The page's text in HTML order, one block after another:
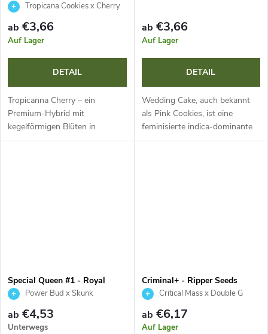
Tropicana Cookies x Cherry
Cookies
ab €3,66
Auf Lager
DETAIL
Tropicanna Cherry – ein
Premium-Hybrid mit
kegelförmigen Blüten in
tiefvioletten bis schwarzen
ab €3,66
Auf Lager
DETAIL
Wedding Cake, auch bekannt
als Pink Cookies, ist eine
feminisierte indica-dominante
Sorte mit hohem THC-Gehalt
Special Queen #1 - Royal
Queen Seeds
Power Bud x Skunk
ab €4,53
Unterwegs
Criminal+ - Ripper Seeds
Critical Mass x Double G
ab €6,17
Auf Lager